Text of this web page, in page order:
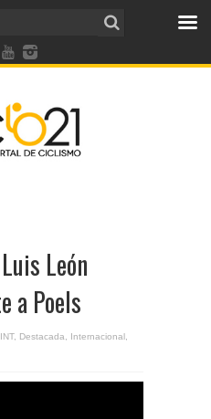
León
a Poels
, Destacada Internacional